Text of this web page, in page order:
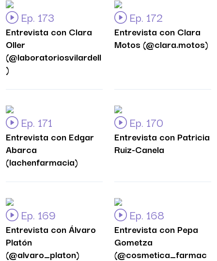
Ep. 173
Entrevista con Clara
Oller
(@laboratoriosvilardell
)
Ep. 172
Entrevista con Clara
Motos (@clara.motos)
Ep. 171
Entrevista con Edgar
Abarca
(lachenfarmacia)
Ep. 170
Entrevista con Patricia
Ruiz-Canela
Ep. 169
Entrevista con Álvaro
Platón
(@alvaro_platon)
Ep. 168
Entrevista con Pepa
Gometza
(@cosmetica_farmac